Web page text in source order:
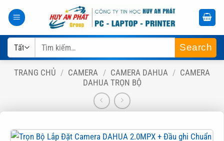
qua
dung
Tìm
TRANG CHỦ / CAMERA / CAMERA DAHUA / CAMERA
DAHUA TRỌN BỘ